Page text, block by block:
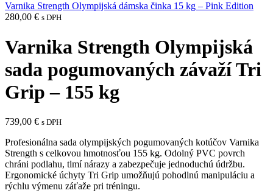
Varnika Strength Olympijská dámska činka 15 kg – Pink Edition
280,00 € s DPH
Varnika Strength Olympijská
sada pogumovaných závaží Tri
Grip – 155 kg
739,00 € s DPH
Profesionálna sada olympijských pogumovaných kotúčov Varnika
Strength s celkovou hmotnosťou 155 kg. Odolný PVC povrch
chráni podlahu, tlmí nárazy a zabezpečuje jednoduchú údržbu.
Ergonomické úchyty Tri Grip umožňujú pohodlnú manipuláciu a
rýchlu výmenu záťaže pri tréningu.